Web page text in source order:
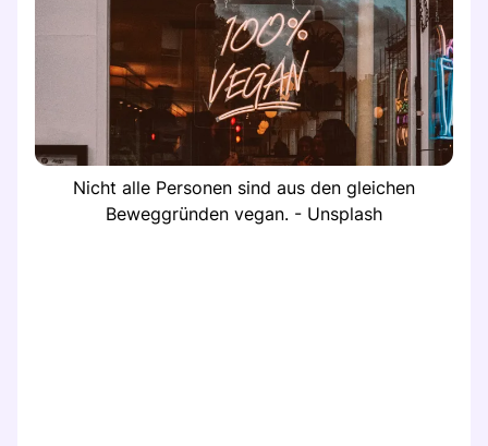
Nicht alle Personen sind aus den gleichen
Beweggründen vegan. - Unsplash